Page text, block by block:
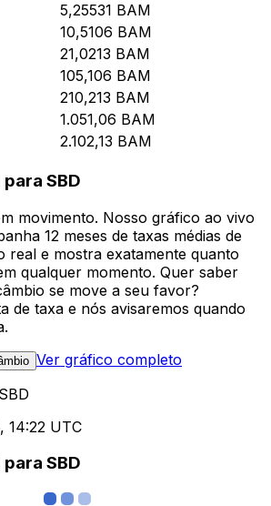
5,25531 BAM
10,5106 BAM
21,0213 BAM
105,106 BAM
210,213 BAM
1.051,06 BAM
2.102,13 BAM
SBD
movimento. Nosso gráfico ao vivo
12 meses de taxas médias de
real e mostra exatamente quanto
qualquer momento. Quer saber
se move a seu favor?
de taxa e nós avisaremos quando
Ver gráfico completo
14:22 UTC
SBD